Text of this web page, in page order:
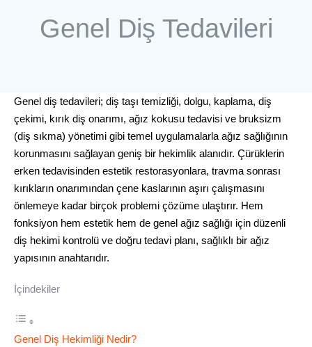
Genel Diş Tedavileri
Genel diş tedavileri; diş taşı temizliği, dolgu, kaplama, diş
çekimi, kırık diş onarımı, ağız kokusu tedavisi ve bruksizm
(diş sıkma) yönetimi gibi temel uygulamalarla ağız sağlığının
korunmasını sağlayan geniş bir hekimlik alanıdır. Çürüklerin
erken tedavisinden estetik restorasyonlara, travma sonrası
kırıkların onarımından çene kaslarının aşırı çalışmasını
önlemeye kadar birçok problemi çözüme ulaştırır. Hem
fonksiyon hem estetik hem de genel ağız sağlığı için düzenli
diş hekimi kontrolü ve doğru tedavi planı, sağlıklı bir ağız
yapısının anahtarıdır.
İçindekiler
Genel Diş Hekimliği Nedir?